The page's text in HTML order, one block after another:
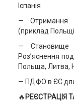
Іспанія
— Отримання
(приклад
— Становище
Роз’яснення
Польща, Литва,
— ПДФО в ЄС для
🔥 РЕЄСТРАЦІЯ